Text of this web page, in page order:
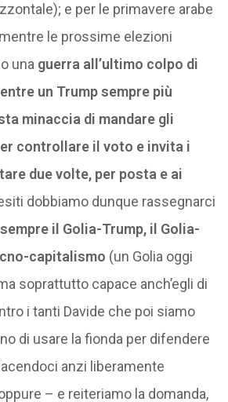
e per le primavere arabe
le prossime elezioni
una guerra all’ultimo colpo di
un Trump sempre più
minaccia di mandare gli
controllare il voto e invita i
due volte, per posta e ai
dobbiamo dunque rassegnarci
il Golia-Trump, il Golia-
capitalismo (un Golia oggi
soprattutto capace anch’egli di
i tanti Davide che poi siamo
di usare la fionda per difendere
anzi liberamente
– e reiteriamo la domanda,